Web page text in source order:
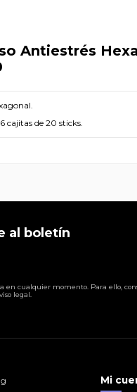
Antiestrés
cajitas de 20 sticks.
al boletín
en cualquier momento. Para ello,
legal.
Mi